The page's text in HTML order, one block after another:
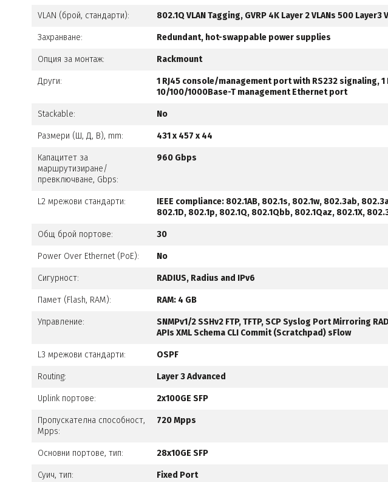
VLAN (брой, стандарти): 802.1Q VLAN Tagging, GVRP 4K Layer 2 VLANs 500 Layer3
Захранване: Redundant, hot-swappable power supplies
Опция за монтаж: Rackmount
Други:
1 RJ45 console/management port with RS232 signaling, 1
10/100/1000Base-T management Ethernet port
Stackable: No
Размери (Ш, Д, В), mm: 431 x 457 x 44
Капацитет за
маршрутизиране/
превключване, Gbps:
960 Gbps
L2 мрежови стандарти:
IEEE compliance: 802.1AB, 802.1s, 802.1w, 802.3ab,
802.1D, 802.1p, 802.1Q, 802.1Qbb, 802.1Qaz, 802.1X,
Общ брой портове: 30
Power Over Ethernet (PoE): No
Сигурност: RADIUS, Radius and IPv6
Памет (Flash, RAM): RAM: 4 GB
Управление:
SNMPv1/2 SSHv2 FTP, TFTP, SCP Syslog Port Mirroring
APIs XML Schema CLI Commit (Scratchpad) sFlow
L3 мрежови стандарти: OSPF
Routing: Layer 3 Advanced
Uplink портове: 2x100GE SFP
Пропускателна способност,
Mpps:
720 Mpps
Основни портове, тип: 28x10GE SFP
Суич, тип: Fixed Port